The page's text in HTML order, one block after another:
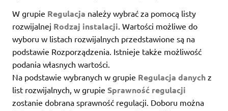
W grupie Regulacja należy wybrać za pomocą listy
rozwijalnej Rodzaj instalacji . Wartości możliwe do
wyboru w listach rozwijalnych przedstawione są na
podstawie Rozporządzenia. Istnieje także możliwość
podania własnych wartości.
Na podstawie wybranych w grupie Regulacja danych z
list rozwijalnych, w grupie Sprawność regulacji
zostanie dobrana sprawność regulacji. Doboru można